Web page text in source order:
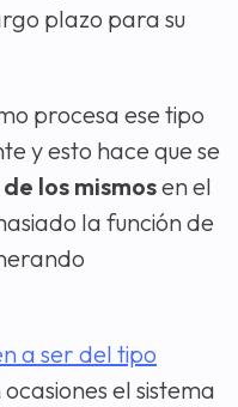
plazo para su
procesa ese tipo
y esto hace que se
los mismosen el
la función de
a ser del tipo
el sistema